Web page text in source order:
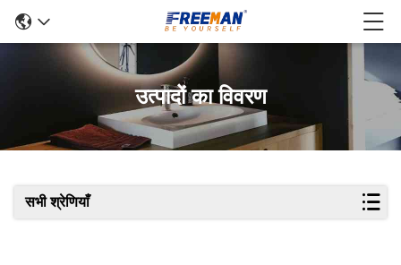
उत्पादों का विवरण
सभी श्रेणियाँ